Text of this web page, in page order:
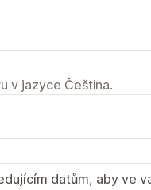
v jazyce Čeština.
datům, aby ve